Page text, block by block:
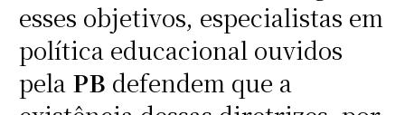
esses objetivos, especialistas em
política educacional ouvidos
pela PB defendem que a